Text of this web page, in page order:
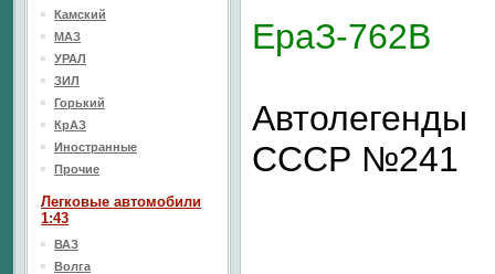
ЕраЗ-762В
Автолегенды
СССР №241
Камский
МАЗ
УРАЛ
ЗИЛ
Горький
КрАЗ
Иностранные
Прочие
Легковые автомобили
1:43
ВАЗ
Волга